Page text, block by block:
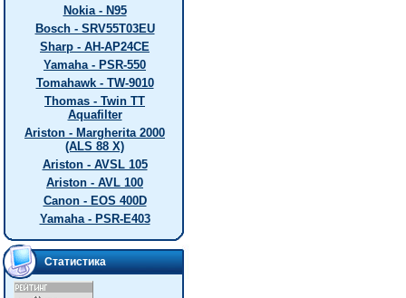
Nokia - N95
Bosch - SRV55T03EU
Sharp - AH-AP24CE
Yamaha - PSR-550
Tomahawk - TW-9010
Thomas - Twin TT
Aquafilter
Ariston - Margherita 2000
(ALS 88 X)
Ariston - AVSL 105
Ariston - AVL 100
Canon - EOS 400D
Yamaha - PSR-E403
Статистика